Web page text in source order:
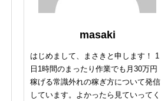
masaki
はじめまして、まさきと申します！ 1
日1時間のまったり作業でも月30万円
稼げる常識外れの稼ぎ方について発信
しています。よかったら見ていってく